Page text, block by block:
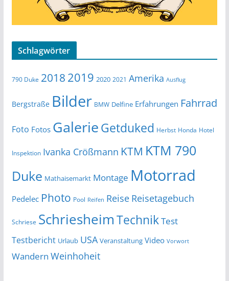
Schlagwörter
790 Duke 2018 2019 2020 2021 Amerika Ausflug
Bergstraße Bilder BMW Delfine Erfahrungen Fahrrad
Foto Fotos GalerieGetduked Herbst Honda Hotel
Inspektion Ivanka Crößmann KTM KTM 790
Duke Mathaisemarkt Montage Motorrad
Pedelec Photo Pool Reifen Reise Reisetagebuch
Schriese SchriesheimTechnikTest
Testbericht Urlaub USA Veranstaltung Video Vorwort
Wandern Weinhoheit